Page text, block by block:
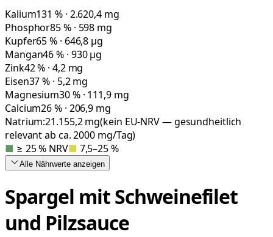
Kalium131 % · 2.620,4 mg
Phosphor85 % · 598 mg
Kupfer65 % · 646,8 µg
Mangan46 % · 930 µg
Zink42 % · 4,2 mg
Eisen37 % · 5,2 mg
Magnesium30 % · 111,9 mg
Calcium26 % · 206,9 mg
Natrium:21.155,2mg(kein EU-NRV — gesundheitlich
relevant ab ca. 2000 mg/Tag)
■ ≥ 25 % NRV■ 7,5–25 %
Alle Nährwerte anzeigen
Spargel mit Schweinefilet
und Pilzsauce